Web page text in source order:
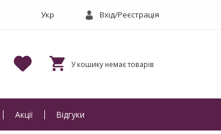
Вхід/Реєстрація
Акції Відгуки